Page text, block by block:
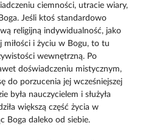
ciemności, utracie wiary,
Jeśli ktoś standardowo
religijną indywidualność, jako
miłości i życiu w Bogu, to tu
wewnętrzną. Po
doświadczeniu mistycznym,
do porzucenia jej wcześniejszej
była nauczycielem i służyła
większą część życia w
Boga daleko od siebie.